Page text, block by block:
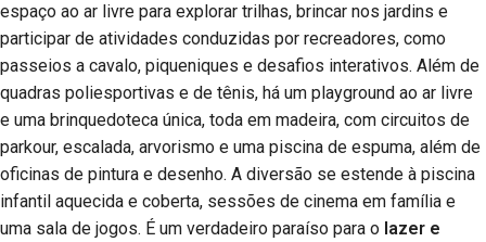
espaço ao ar livre para explorar trilhas, brincar nos jardins e
participar de atividades conduzidas por recreadores, como
passeios a cavalo, piqueniques e desafios interativos. Além de
quadras poliesportivas e de tênis, há um playground ao ar livre
e uma brinquedoteca única, toda em madeira, com circuitos de
parkour, escalada, arvorismo e uma piscina de espuma, além de
oficinas de pintura e desenho. A diversão se estende à piscina
infantil aquecida e coberta, sessões de cinema em família e
uma sala de jogos. É um verdadeiro paraíso para o lazer e